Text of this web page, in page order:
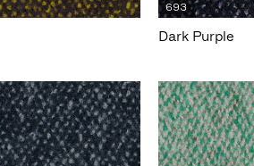
693
Dark Purple